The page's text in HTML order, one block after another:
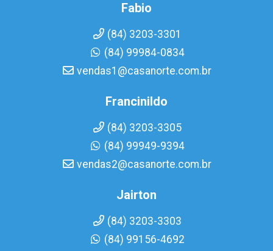
Fabio
(84) 3203-3301
(84) 99984-0834
vendas1@casanorte.com.br
Francinildo
(84) 3203-3305
(84) 99949-9394
vendas2@casanorte.com.br
Jairton
(84) 3203-3303
(84) 99156-4692